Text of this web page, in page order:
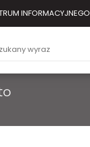
INFORMACYJNEGO